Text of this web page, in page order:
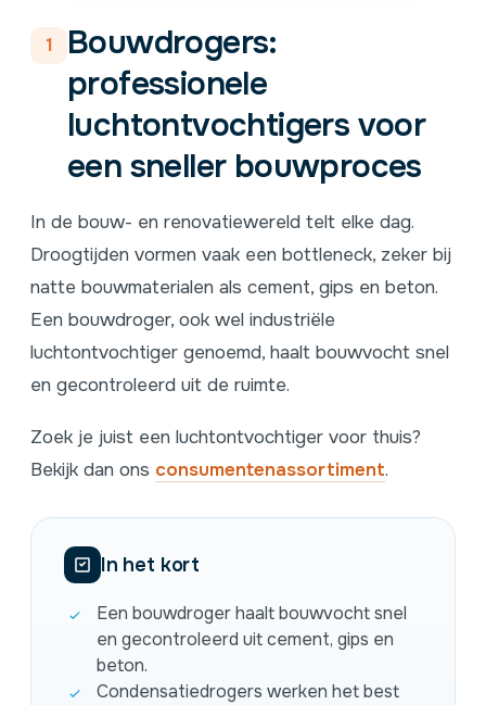
1
Bouwdrogers:
professionele
luchtontvochtigers voor
een sneller bouwproces
In de bouw- en renovatiewereld telt elke dag.
Droogtijden vormen vaak een bottleneck, zeker bij
natte bouwmaterialen als cement, gips en beton.
Een bouwdroger, ook wel industriële
luchtontvochtiger genoemd, haalt bouwvocht snel
en gecontroleerd uit de ruimte.
Zoek je juist een luchtontvochtiger voor thuis?
Bekijk dan ons consumentenassortiment.
In het kort
Een bouwdroger haalt bouwvocht snel
en gecontroleerd uit cement, gips en
beton.
Condensatiedrogers werken het best